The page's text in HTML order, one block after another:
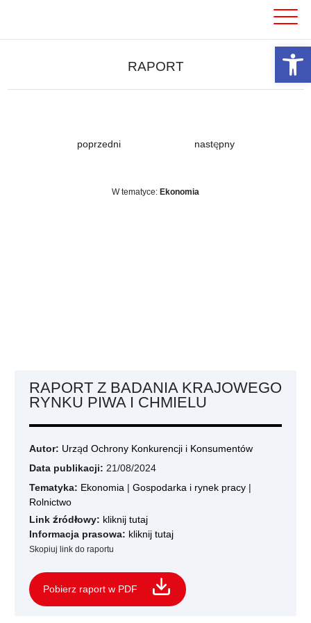
RAPORT
poprzedni następny
W tematyce: Ekonomia
RAPORT Z BADANIA KRAJOWEGO
RYNKU PIWA I CHMIELU
Autor: Urząd Ochrony Konkurencji i Konsumentów
Data publikacji: 21/08/2024
Tematyka: Ekonomia | Gospodarka i rynek pracy |
Rolnictwo
Link źródłowy: kliknij tutaj
Informacja prasowa: kliknij tutaj
Skopiuj link do raportu
Pobierz raport w PDF